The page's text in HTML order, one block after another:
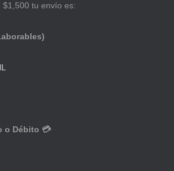
tu envío es:
o Débito 💳